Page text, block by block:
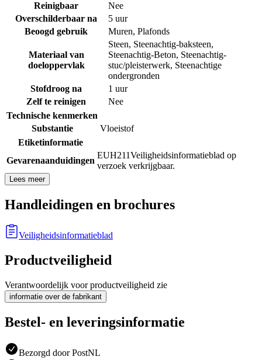
Reinigbaar
Nee
Overschilderbaar na
5 uur
Beoogd gebruik
Muren, Plafonds
Materiaal van
doeloppervlak
Steen, Steenachtig-baksteen,
Steenachtig-Beton, Steenachtig-
stuc/pleisterwerk, Steenachtige
ondergronden
Stofdroog na
1 uur
Zelf te reinigen
Nee
Technische kenmerken
Substantie
Vloeistof
Etiketinformatie
Gevarenaanduidingen
EUH211Veiligheidsinformatieblad op
verzoek verkrijgbaar.
Lees meer
Handleidingen en brochures
Veiligheidsinformatieblad
Productveiligheid
Verantwoordelijk voor productveiligheid zie
informatie over de fabrikant
Bestel- en leveringsinformatie
Bezorgd door PostNL